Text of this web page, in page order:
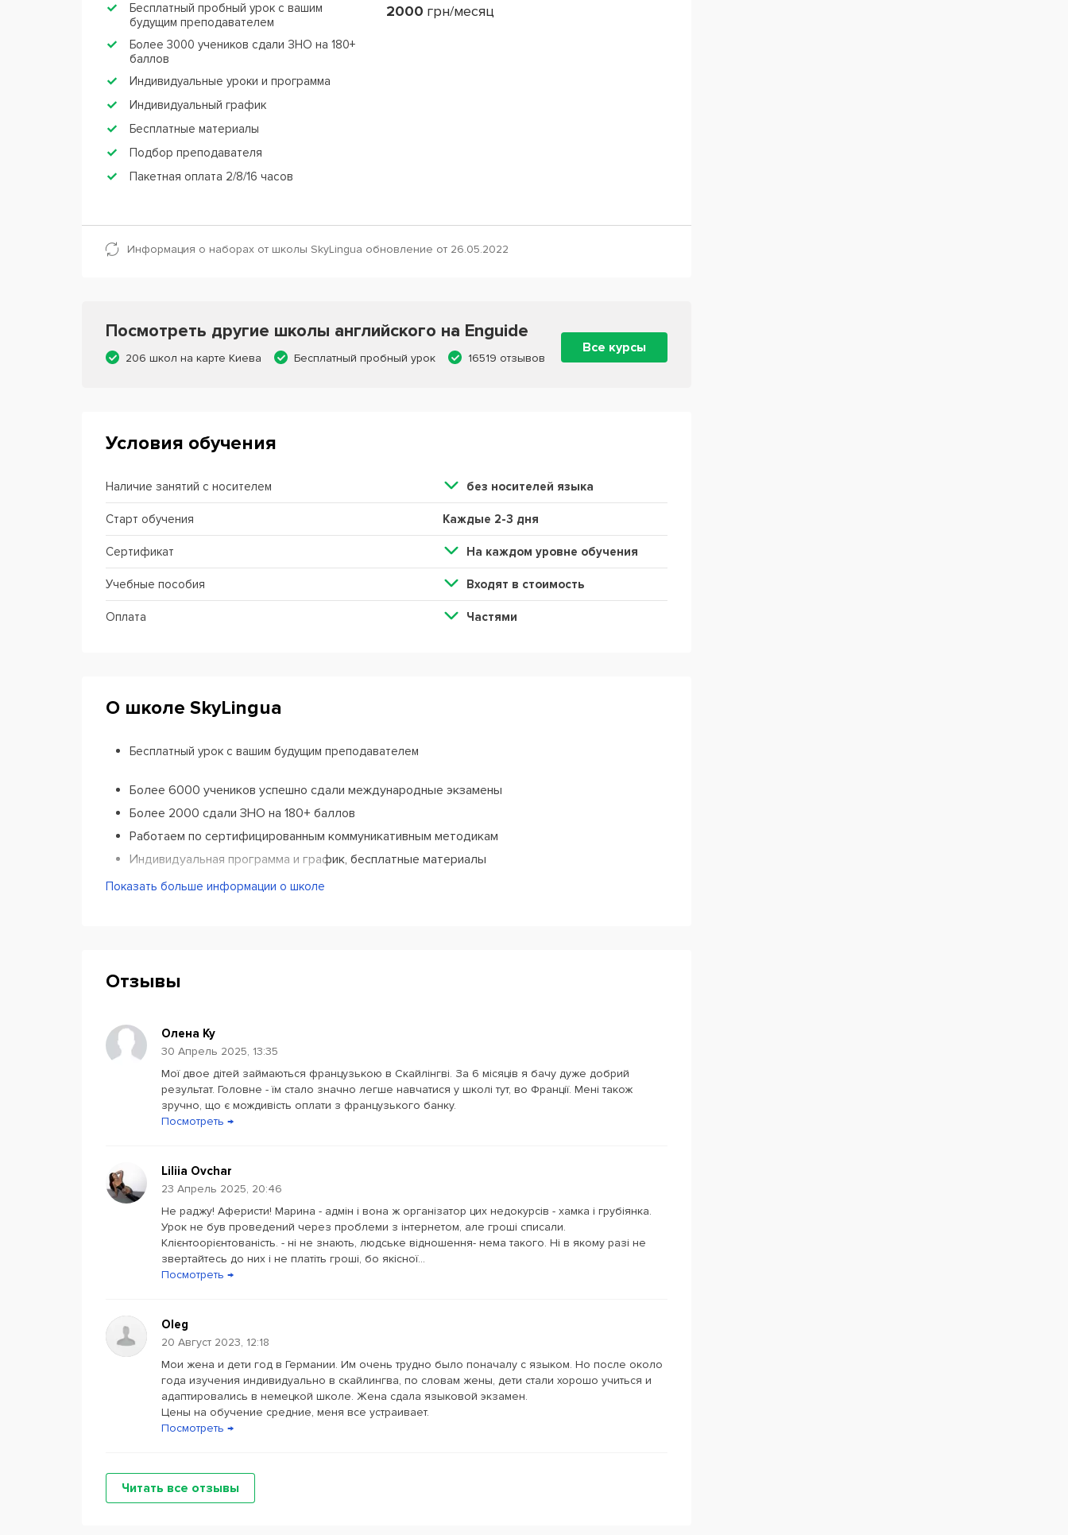
Бесплатный пробный урок с вашим
будущим преподавателем
Более 3000 учеников сдали ЗНО на 180+
баллов
Индивидуальные уроки и программа
Индивидуальный график
Бесплатные материалы
Подбор преподавателя
Пакетная оплата 2/8/16 часов
2000 грн/месяц
Информация о наборах от школы SkyLingua обновление от 26.05.2022
Посмотреть другие школы английского на Enguide
206 школ на карте Киева Бесплатный пробный урок 16519 отзывов
Все курсы
Условия обучения
Наличие занятий с носителем без носителей языка
Старт обучения Каждые 2-3 дня
Сертификат На каждом уровне обучения
Учебные пособия Входят в стоимость
Оплата Частями
О школе SkyLingua
Бесплатный урок с вашим будущим преподавателем
Более 6000 учеников успешно сдали международные экзамены
Более 2000 сдали ЗНО на 180+ баллов
Работаем по сертифицированным коммуникативным методикам
Индивидуальная программа и график, бесплатные материалы
Возможность отменить урок за 2 часа до начала
Показать больше информации о школе
Отзывы
Олена Ку
30 Апрель 2025, 13:35
Мої двое дітей займаються французькою в Скайлінгві. За 6 місяців я бачу дуже добрий
результат. Головне - їм стало значно легше навчатися у школі тут, во Франції. Мені також
зручно, що є мождивість оплати з французького банку.
Посмотреть →
Liliia Ovchar
23 Апрель 2025, 20:46
Не раджу! Аферисти! Марина - адмін і вона ж організатор цих недокурсів - хамка і грубіянка.
Урок не був проведений через проблеми з інтернетом, але гроші списали.
Клієнтоорієнтованість. - ні не знають, людське відношення- нема такого. Ні в якому разі не
звертайтесь до них і не платіть гроші, бо якісної...
Посмотреть →
Oleg
20 Август 2023, 12:18
Мои жена и дети год в Германии. Им очень трудно было поначалу с языком. Но после около
года изучения индивидуально в скайлингва, по словам жены, дети стали хорошо учиться и
адаптировались в немецкой школе. Жена сдала языковой экзамен.
Цены на обучение средние, меня все устраивает.
Посмотреть →
Читать все отзывы